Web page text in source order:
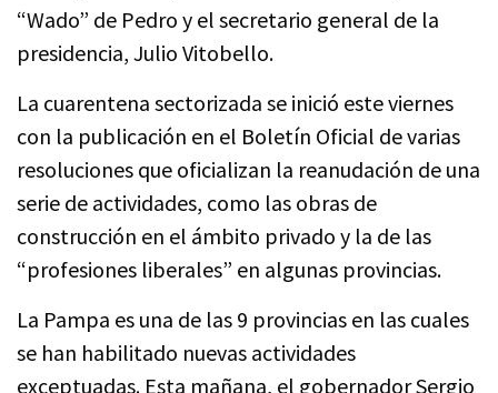
“Wado” de Pedro y el secretario general de la
presidencia, Julio Vitobello.
La cuarentena sectorizada se inició este viernes
con la publicación en el Boletín Oficial de varias
resoluciones que oficializan la reanudación de una
serie de actividades, como las obras de
construcción en el ámbito privado y la de las
“profesiones liberales” en algunas provincias.
La Pampa es una de las 9 provincias en las cuales
se han habilitado nuevas actividades
exceptuadas. Esta mañana, el gobernador Sergio